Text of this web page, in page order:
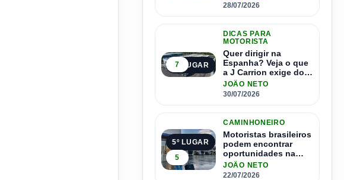
28/07/2026
4º LUGAR
7
DICAS PARA
MOTORISTA
Quer dirigir na
Espanha? Veja o que
a J Carrion exige dos
brasileiros
JOÃO NETO
30/07/2026
5º LUGAR
5
CAMINHONEIRO
Motoristas brasileiros
podem encontrar
oportunidades na
Espanha com salários
que passam de R$ 17
JOÃO NETO
22/07/2026